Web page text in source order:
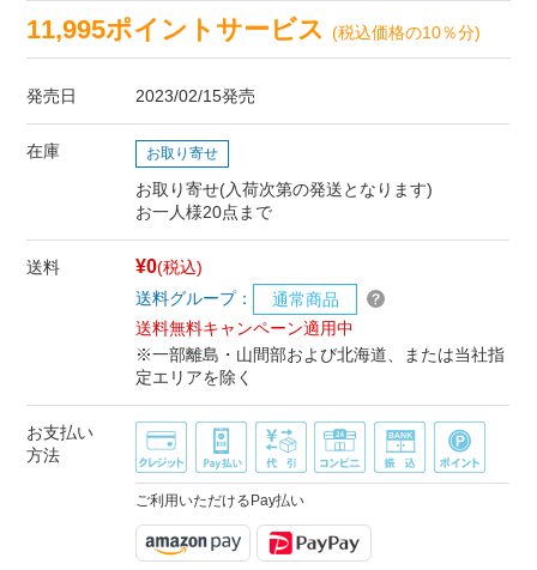
11,995ポイントサービス(税込価格の10％分)
発売日 2023/02/15発売
在庫 お取り寄せ
お取り寄せ(入荷次第の発送となります)
お一人様20点まで
送料 ¥0(税込)
送料グループ：
通常商品
送料無料キャンペーン適用中
※一部離島・山間部および北海道、または当社指
定エリアを除く
お支払い
方法
ご利用いただけるPay払い